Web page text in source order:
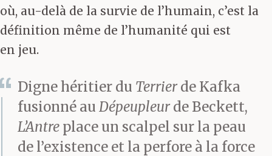
où, au-delà de la survie de l’humain, c’est la
définition même de l’humanité qui est
en jeu.
Digne héritier du Terrierde Kafka
fusionné au Dépeupleurde Beckett,
L’Antre place un scalpel sur la peau
de l’existence et la perfore à la force